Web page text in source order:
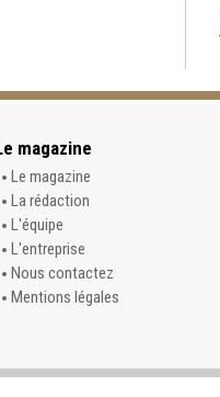
magazine
Le magazine
La rédaction
L'équipe
L'entreprise
Nous contactez
Mentions légales